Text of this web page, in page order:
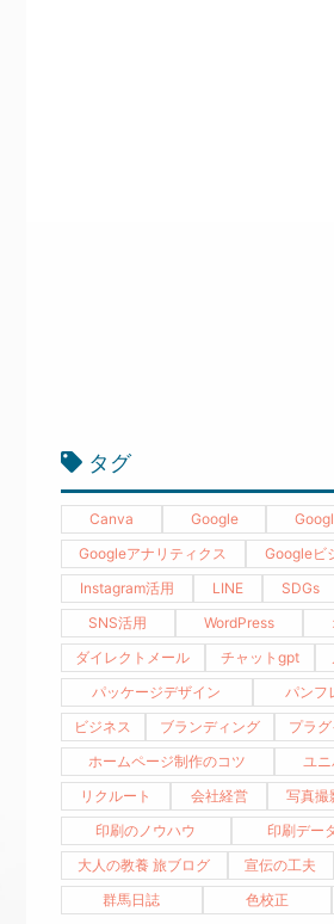
タグ
Canva Google
Googleアナリティクス
Googleビ
Instagram活用
LINE SDGs
SNS活用
WordPress
ダイレクトメール
チャットgpt
パッケージデザイン
パンフ
ビジネス
ブランディング プラ
ホームページ制作のコツ
ユ
リクルート
会社経営 写真撮
印刷のノウハウ
印刷デー
大人の教養 旅ブログ
宣伝の工夫
群馬日誌
色校正